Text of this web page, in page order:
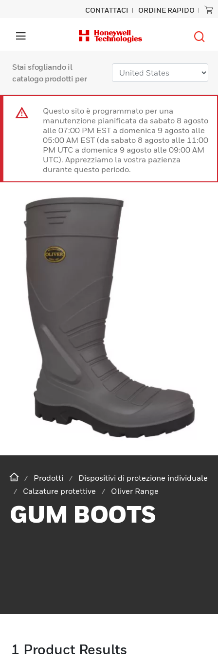
CONTATTACI ORDINE RAPIDO
Stai sfogliando il
catalogo prodotti per
Questo sito è programmato per una
manutenzione pianificata da sabato 8 agosto
alle 07:00 PM EST a domenica 9 agosto alle
05:00 AM EST (da sabato 8 agosto alle 11:00
PM UTC a domenica 9 agosto alle 09:00 AM
UTC). Apprezziamo la vostra pazienza
durante questo periodo.
Prodotti
Dispositivi di protezione individuale
Calzature protettive
Oliver Range
GUM BOOTS
1 Product Results